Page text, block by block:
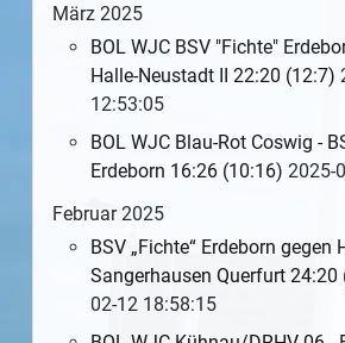
März 2025
BOL WJC BSV "Fichte"
Halle-Neustadt II 22:20 (12:7)
12:53:05
BOL WJC Blau-Rot Coswig -
Erdeborn 16:26 (10:16) 2025-
Februar 2025
BSV „Fichte“ Erdeborn gegen
Sangerhausen Querfurt 24:20
02-12 18:58:15